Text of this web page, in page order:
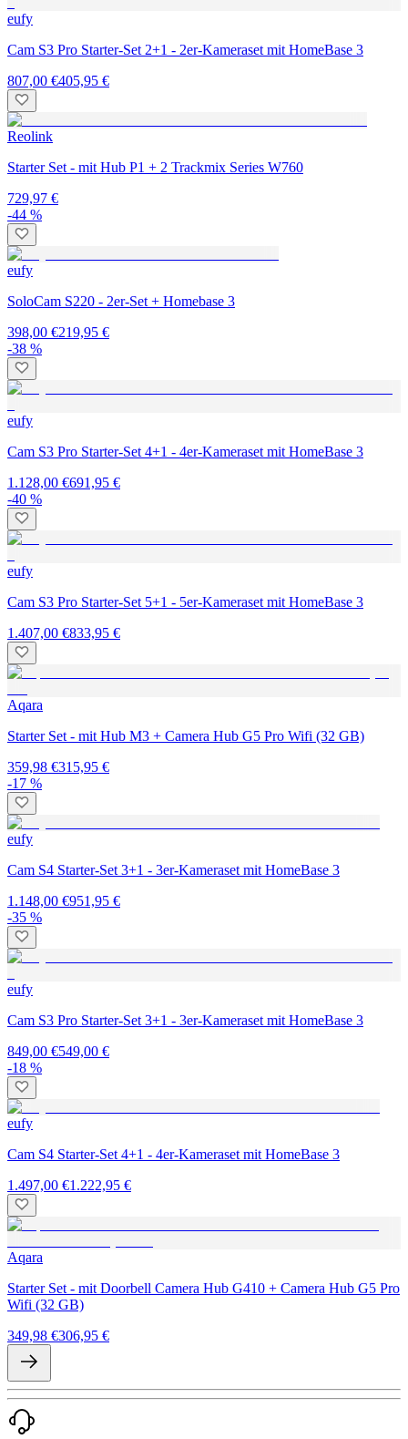
eufy
Cam S3 Pro Starter-Set 2+1 - 2er-Kameraset mit HomeBase 3
807,00 €405,95 €
Reolink
Starter Set - mit Hub P1 + 2 Trackmix Series W760
729,97 €
-44 %
eufy
SoloCam S220 - 2er-Set + Homebase 3
398,00 €219,95 €
-38 %
eufy
Cam S3 Pro Starter-Set 4+1 - 4er-Kameraset mit HomeBase 3
1.128,00 €691,95 €
-40 %
eufy
Cam S3 Pro Starter-Set 5+1 - 5er-Kameraset mit HomeBase 3
1.407,00 €833,95 €
Aqara
Starter Set - mit Hub M3 + Camera Hub G5 Pro Wifi (32 GB)
359,98 €315,95 €
-17 %
eufy
Cam S4 Starter-Set 3+1 - 3er-Kameraset mit HomeBase 3
1.148,00 €951,95 €
-35 %
eufy
Cam S3 Pro Starter-Set 3+1 - 3er-Kameraset mit HomeBase 3
849,00 €549,00 €
-18 %
eufy
Cam S4 Starter-Set 4+1 - 4er-Kameraset mit HomeBase 3
1.497,00 €1.222,95 €
Aqara
Starter Set - mit Doorbell Camera Hub G410 + Camera Hub G5 Pro
Wifi (32 GB)
349,98 €306,95 €